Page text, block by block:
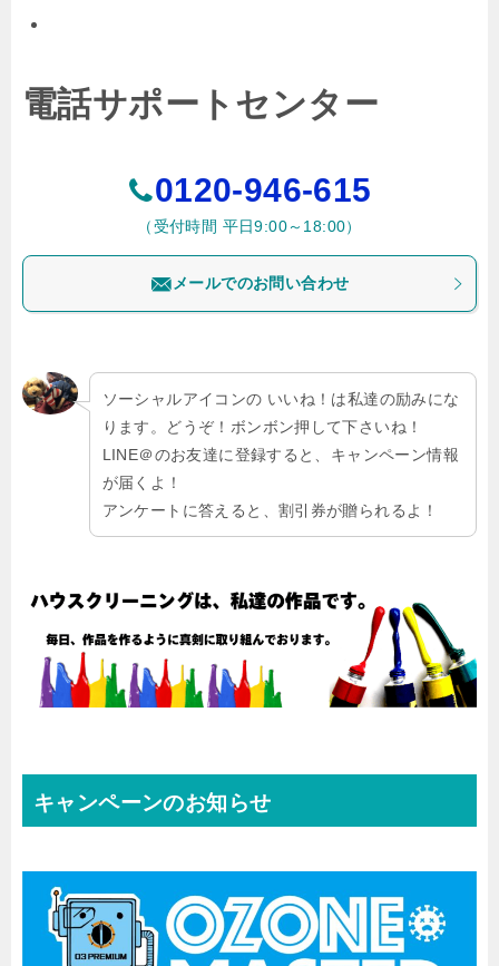
電話サポートセンター
0120-946-615
（受付時間 平日9:00～18:00）
メールでのお問い合わせ
ソーシャルアイコンの いいね！は私達の励みにな
ります。どうぞ！ボンボン押して下さいね！
LINE＠のお友達に登録すると、キャンペーン情報
が届くよ！
アンケートに答えると、割引券が贈られるよ！
キャンペーンのお知らせ